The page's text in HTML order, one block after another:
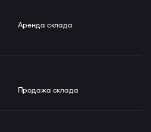
Аренда склада
Продажа склада